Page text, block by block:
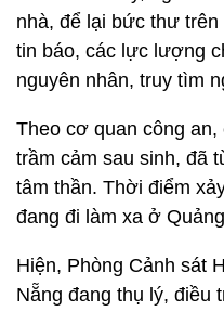
nhà, để lại bức thư
tin báo, các lực lượng
nguyên nhân, truy tìm
Theo cơ quan công
trầm cảm sau sinh, đã
tâm thần. Thời điểm
đang đi làm xa ở
Hiện, Phòng Cảnh sát
Nẵng đang thụ lý, điều